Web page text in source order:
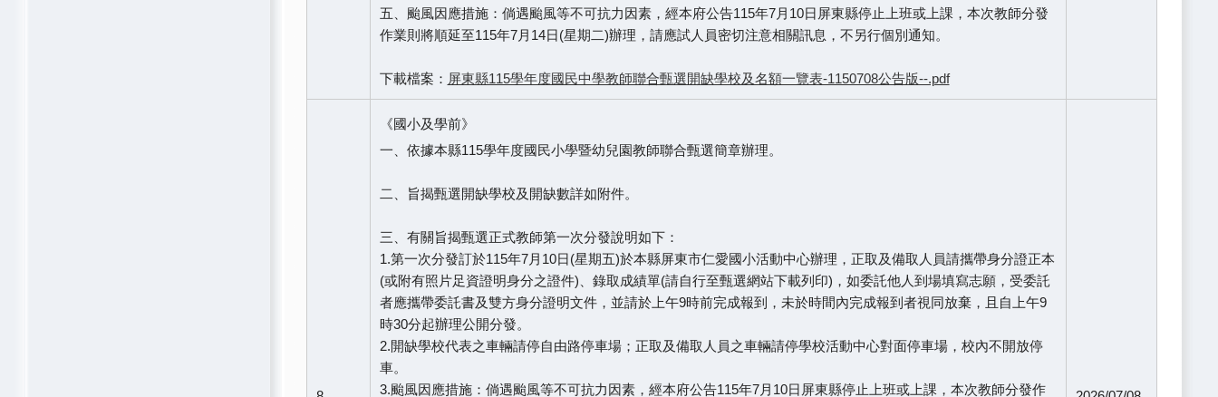
五、颱風因應措施：倘遇颱風等不可抗力因素，經本府公告115年7月10日屏東縣停止上班或上課，本次教師分發
作業則將順延至115年7月14日(星期二)辦理，請應試人員密切注意相關訊息，不另行個別通知。
下載檔案： 屏東縣115學年度國民中學教師聯合甄選開缺學校及名額一覽表-1150708公告版--.pdf
《國小及學前》
一、依據本縣115學年度國民小學暨幼兒園教師聯合甄選簡章辦理。
二、旨揭甄選開缺學校及開缺數詳如附件。
三、有關旨揭甄選正式教師第一次分發說明如下：
1.第一次分發訂於115年7月10日(星期五)於本縣屏東市仁愛國小活動中心辦理，正取及備取人員請攜帶身分證正本
(或附有照片足資證明身分之證件)、錄取成績單(請自行至甄選網站下載列印)，如委託他人到場填寫志願，受委託
者應攜帶委託書及雙方身分證明文件，並請於上午9時前完成報到，未於時間內完成報到者視同放棄，且自上午9
時30分起辦理公開分發。
2.開缺學校代表之車輛請停自由路停車場；正取及備取人員之車輛請停學校活動中心對面停車場，校內不開放停
車。
3.颱風因應措施：倘遇颱風等不可抗力因素，經本府公告115年7月10日屏東縣停止上班或上課，本次教師分發作